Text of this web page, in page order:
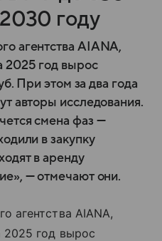
году
агентства AIANA,
2025 год вырос
При этом за два года
авторы исследования.
смена фаз —
в закупку
в аренду
— отмечают они.
агентства AIANA,
год вырос